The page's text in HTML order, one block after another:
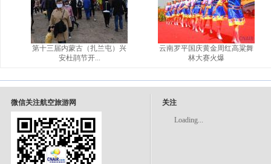
第十三届内蒙古（扎兰屯）兴
安杜鹃节开...
云南罗平国庆黄金周红高粱舞
林大赛火爆
微信关注航空旅游网 关注
Loading...